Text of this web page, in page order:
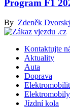
Program F1
By Zdeněk
Kontaktujte
Aktuality
Auta
Doprava
Elektromobily
Jízdní kola